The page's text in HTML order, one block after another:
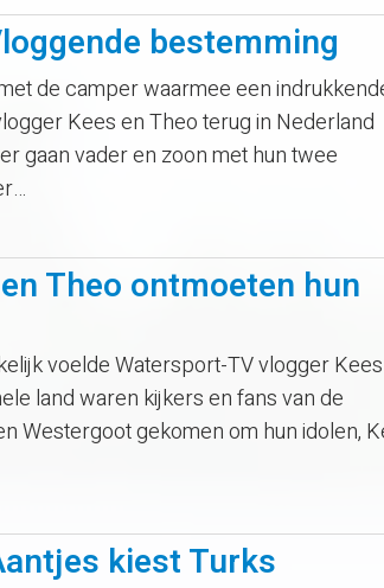
bestemming
de camper waarmee een
Kees en Theo terug in Nederland
gaan vader en zoon met hun twee
Theo ontmoeten hun
voelde Watersport-TV vlogger Kees
land waren kijkers en fans van de
Westergoot gekomen om hun idolen,
kiest Turks